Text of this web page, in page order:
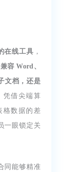
在线工具 ，
容 Word、
文档，还是
凭借尖端算
格数据的差
一眼锁定关
同能够精准